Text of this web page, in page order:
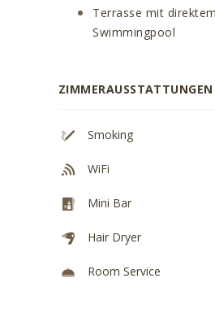
Terrasse mit
Swimmingpool
ZIMMERAUSSTATTUNGEN
Smoking
WiFi
Mini Bar
Hair Dryer
Room Service